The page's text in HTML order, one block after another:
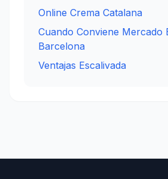
Online Crema Catalana
Cuando Conviene Mercado
Barcelona
Ventajas Escalivada